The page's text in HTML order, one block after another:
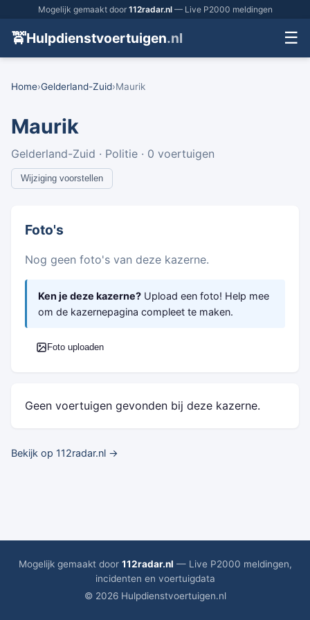
Mogelijk gemaakt door 112radar.nl— Live P2000 meldingen
🚖Hulpdienstvoertuigen.nl ☰
Home›Gelderland-Zuid›Maurik
Maurik
Gelderland-Zuid · Politie · 0 voertuigen
Wijziging voorstellen
Foto's
Nog geen foto's van deze kazerne.
Ken je deze kazerne? Upload een foto! Help mee
om de kazernepagina compleet te maken.
Foto uploaden
Geen voertuigen gevonden bij deze kazerne.
Bekijk op 112radar.nl →
Mogelijk gemaakt door 112radar.nl — Live P2000 meldingen,
incidenten en voertuigdata
© 2026 Hulpdienstvoertuigen.nl